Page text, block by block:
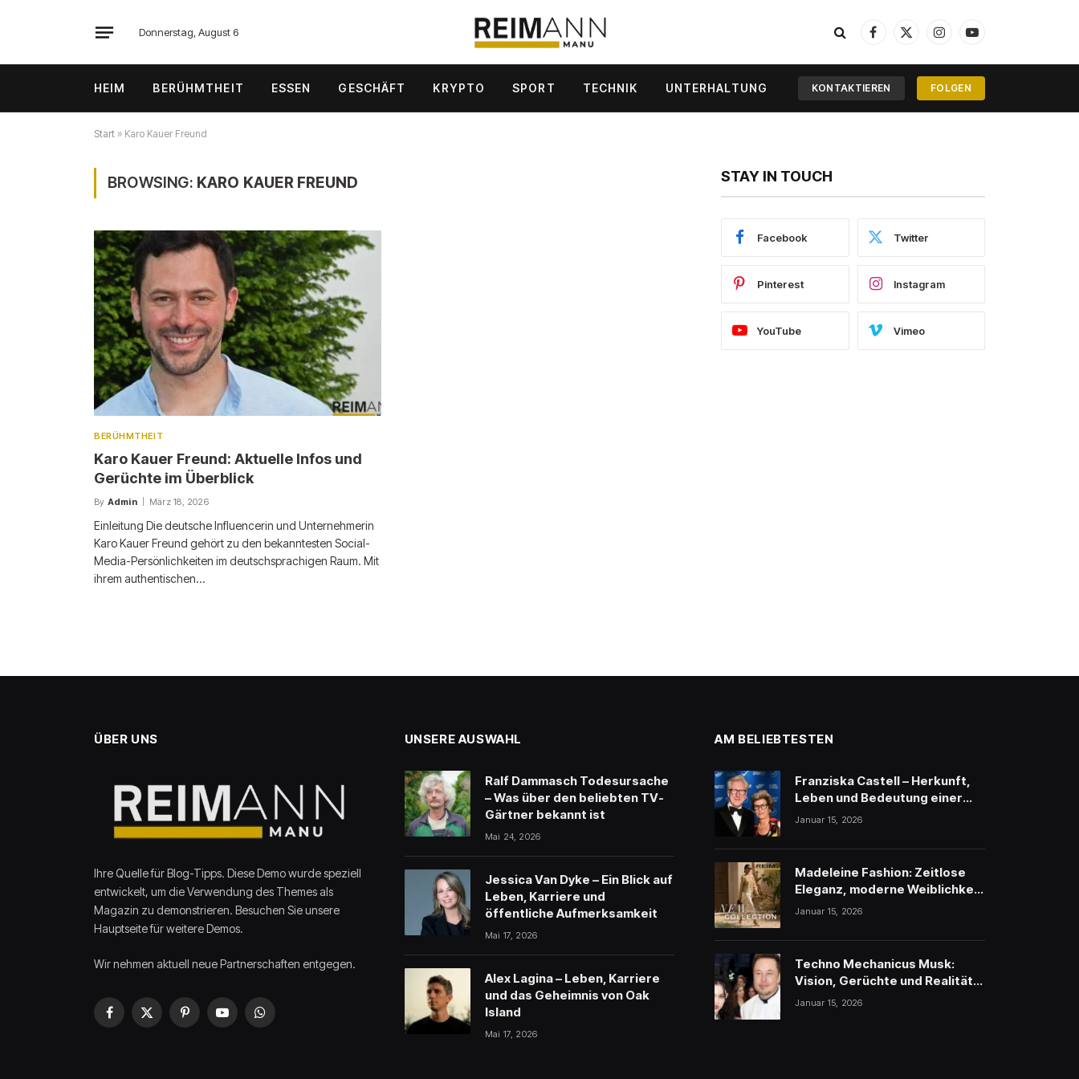
Donnerstag, August 6
Facebook
X
InstagramYouTube
HEIM BERÜHMTHEIT ESSEN GESCHÄFT KRYPTO SPORT TECHNIK UNTERHALTUNG KONTAKTIEREN FOLGEN
Start » Karo Kauer Freund
BROWSING: KARO KAUER FREUND
BERÜHMTHEIT
Karo Kauer Freund: Aktuelle Infos und
Gerüchte im Überblick
By Admin März 18, 2026
Einleitung Die deutsche Influencerin und Unternehmerin
Karo Kauer Freund gehört zu den bekanntesten Social-
Media-Persönlichkeiten im deutschsprachigen Raum. Mit
ihrem authentischen…
STAY IN TOUCH
Facebook Twitter
Pinterest Instagram
YouTube Vimeo
ÜBER UNS
Ihre Quelle für Blog-Tipps. Diese Demo wurde speziell
entwickelt, um die Verwendung des Themes als
Magazin zu demonstrieren. Besuchen Sie unsere
Hauptseite für weitere Demos.
Wir nehmen aktuell neue Partnerschaften entgegen.
Facebook
X
PinterestYouTubeWhatsApp
UNSERE AUSWAHL
Ralf Dammasch Todesursache
– Was über den beliebten TV-
Gärtner bekannt ist
Mai 24, 2026
Jessica Van Dyke – Ein Blick auf
Leben, Karriere und
öffentliche Aufmerksamkeit
Mai 17, 2026
Alex Lagina – Leben, Karriere
und das Geheimnis von Oak
Island
Mai 17, 2026
AM BELIEBTESTEN
Franziska Castell – Herkunft,
Leben und Bedeutung einer
traditionsreichen
Januar 15, 2026
Madeleine Fashion: Zeitlose
Eleganz, moderne Weiblichkeit
und stilvolle Inspiration
Januar 15, 2026
Techno Mechanicus Musk:
Vision, Gerüchte und Realität
hinter Elon Musks
Januar 15, 2026